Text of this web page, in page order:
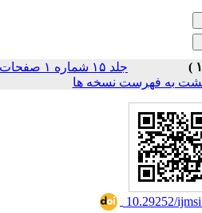
جلد ۱۵ شماره ۱ صفحات
به فهرست نسخه ها
10.29252/